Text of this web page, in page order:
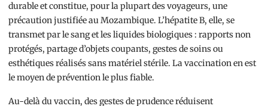
durable et constitue, pour la plupart des voyageurs, une
précaution justifiée au Mozambique. L’hépatite B, elle, se
transmet par le sang et les liquides biologiques : rapports non
protégés, partage d’objets coupants, gestes de soins ou
esthétiques réalisés sans matériel stérile. La vaccination en est
le moyen de prévention le plus fiable.
Au-delà du vaccin, des gestes de prudence réduisent